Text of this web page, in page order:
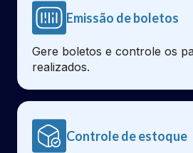
Emissão de boletos
Gere boletos e controle os
realizados.
Controle de estoque